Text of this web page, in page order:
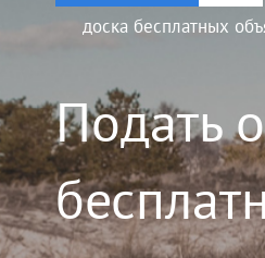
доска бесплатных
Подать